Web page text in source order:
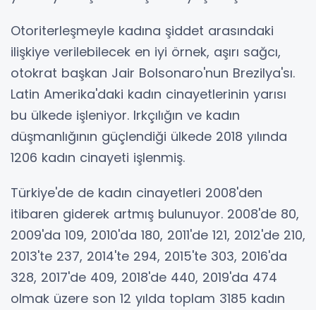
Otoriterleşmeyle kadına şiddet arasındaki
ilişkiye verilebilecek en iyi örnek, aşırı sağcı,
otokrat başkan Jair Bolsonaro'nun Brezilya'sı.
Latin Amerika'daki kadın cinayetlerinin yarısı
bu ülkede işleniyor. Irkçılığın ve kadın
düşmanlığının güçlendiği ülkede 2018 yılında
1206 kadın cinayeti işlenmiş.
Türkiye'de de kadın cinayetleri 2008'den
itibaren giderek artmış bulunuyor. 2008'de 80,
2009'da 109, 2010'da 180, 2011'de 121, 2012'de 210,
2013'te 237, 2014'te 294, 2015'te 303, 2016'da
328, 2017'de 409, 2018'de 440, 2019'da 474
olmak üzere son 12 yılda toplam 3185 kadın